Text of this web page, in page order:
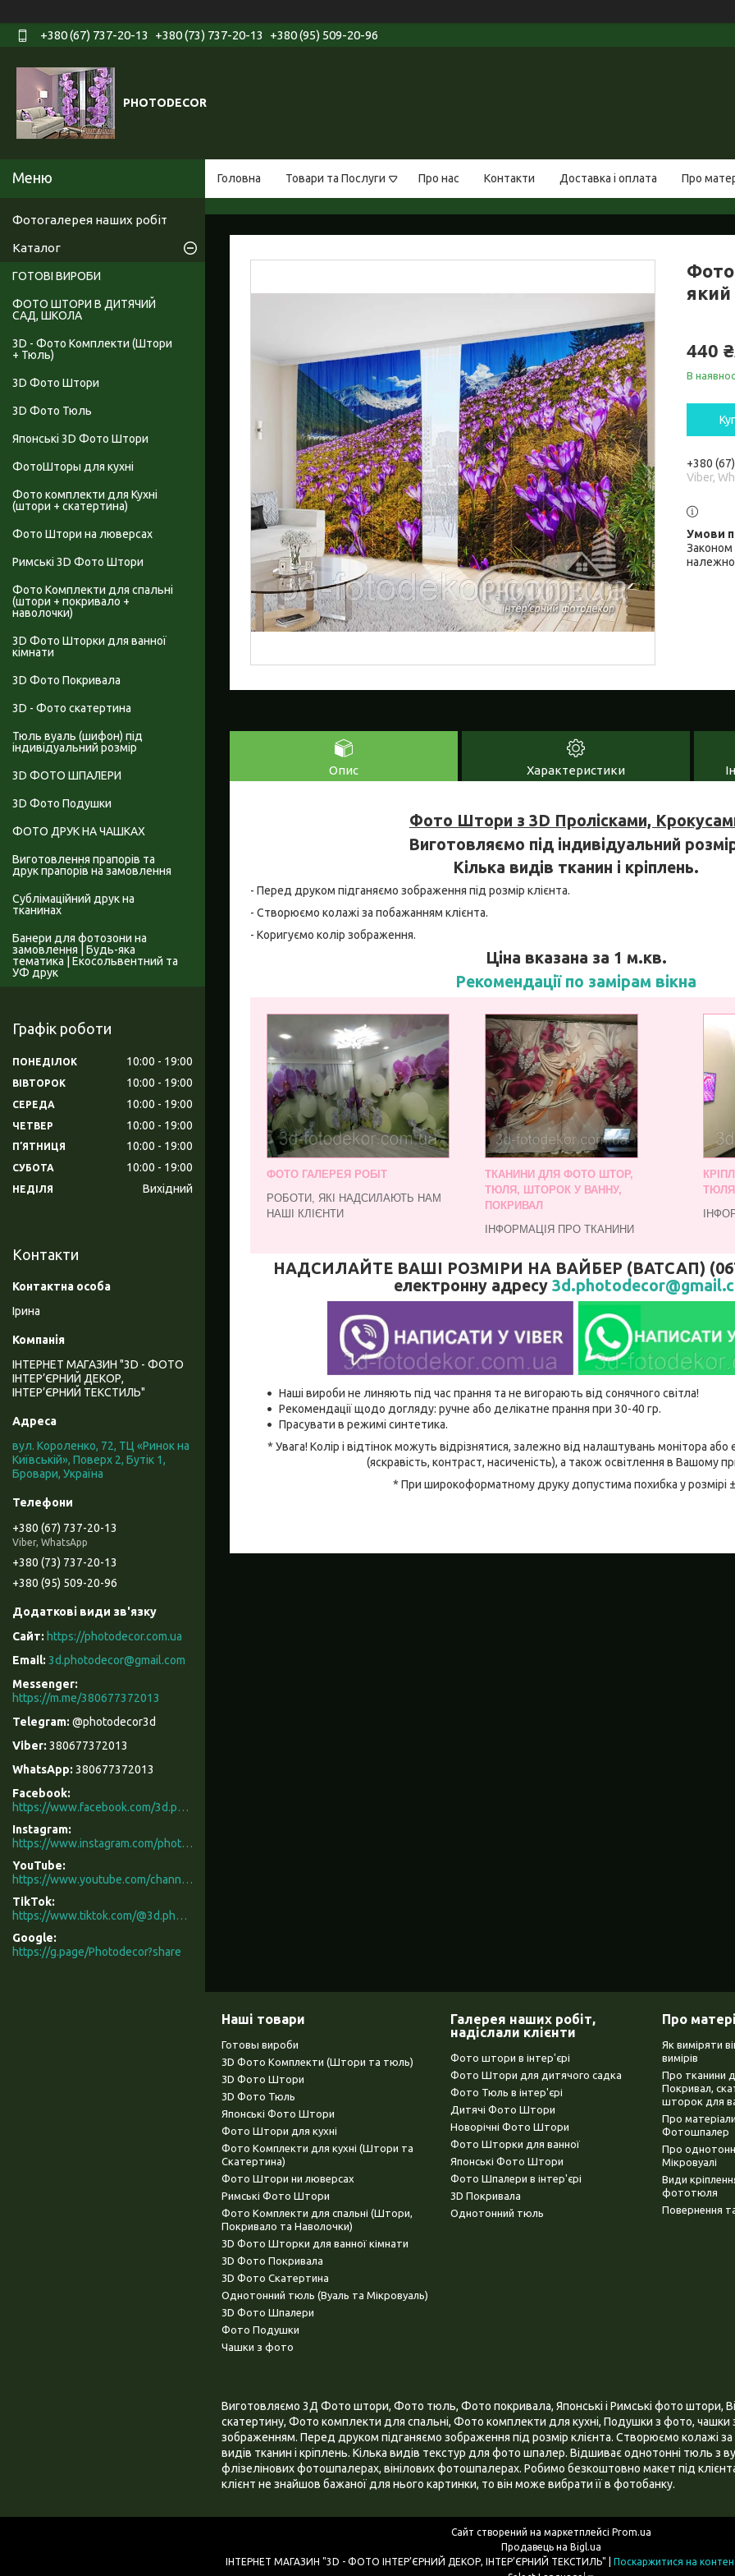
+380 (67) 737-20-13 +380 (73) 737-20-13 +380 (95) 509-20-96
PHOTODECOR
Головна Товари та Послуги Про нас Контакти Доставка і оплата Про
який
440
В
+380
Viber,
Законом
Опис Характеристики
Фото Штори з 3D Пролісками,
Виготовляємо під індивідуальний
Кілька видів тканин і кріплень.
- Перед друком підганяємо зображення під розмір клієнта.
- Створюємо колажі за побажанням клієнта.
- Коригуємо колір зображення.
Ціна вказана за 1 м.кв.
Рекомендації по замірам вікна
ФОТО ГАЛЕРЕЯ РОБІТ
РОБОТИ, ЯКІ НАДСИЛАЮТЬ НАМ
НАШІ КЛІЄНТИ
ТКАНИНИ ДЛЯ ФОТО ШТОР,
ТЮЛЯ, ШТОРОК У ВАННУ,
ПОКРИВАЛ
ІНФОРМАЦІЯ ПРО ТКАНИНИ
НАДСИЛАЙТЕ ВАШІ РОЗМІРИ НА ВАЙБЕР (ВАТСАП)
електронну адресу
Наші вироби не линяють під час прання та не вигорають від сонячного світла!
Рекомендації щодо догляду: ручне або делікатне прання при 30-40 гр.
Прасувати в режимі синтетика.
* Увага! Колір і відтінок можуть відрізнятися, залежно від налаштувань монітора
(яскравість, контраст, насиченість), а також освітлення в Вашому
* При широкоформатному друку допустима похибка у розмірі
Фотогалерея наших робіт
Каталог
ГОТОВІ ВИРОБИ
ФОТО ШТОРИ В ДИТЯЧИЙ
САД, ШКОЛА
3D - Фото Комплекти (Штори
+ Тюль)
3D Фото Штори
3D Фото Тюль
Японські 3D Фото Штори
ФотоШторы для кухні
Фото комплекти для Кухні
(штори + скатертина)
Фото Штори на люверсах
Римські 3D Фото Штори
Фото Комплекти для спальні
(штори + покривало +
наволочки)
3D Фото Шторки для ванної
кімнати
3D Фото Покривала
3D - Фото скатертина
Тюль вуаль (шифон) під
індивідуальний розмір
3D ФОТО ШПАЛЕРИ
3D Фото Подушки
ФОТО ДРУК НА ЧАШКАХ
Виготовлення прапорів та
друк прапорів на замовлення
Сублімаційний друк на
тканинах
Банери для фотозони на
замовлення | Будь-яка
тематика | Екосольвентний та
УФ друк
Графік роботи
ПОНЕДІЛОК 10:00 19:00
ВІВТОРОК 10:00 19:00
СЕРЕДА 10:00 19:00
ЧЕТВЕР 10:00 19:00
ПʼЯТНИЦЯ 10:00 19:00
СУБОТА 10:00 19:00
НЕДІЛЯ Вихідний
Контакти
Ірина
ІНТЕРНЕТ МАГАЗИН "3D - ФОТО
ІНТЕР’ЄРНИЙ ДЕКОР,
ІНТЕР’ЄРНИЙ ТЕКСТИЛЬ"
вул. Короленко, 72, ТЦ «Ринок на
Київській», Поверх 2, Бутік 1,
Бровари, Україна
+380 (67) 737-20-13
Viber, WhatsApp
+380 (73) 737-20-13
+380 (95) 509-20-96
https://photodecor.com.ua
3d.photodecor@gmail.com
https://m.me/380677372013
@photodecor3d
380677372013
380677372013
Facebook
https://www.facebook.com/3d.photodecor/
Instagram
https://www.instagram.com/photodecor.com.ua/
YouTube
https://www.youtube.com/channel/UCXCUerfqRY1Pw7-IptdbqyA/videos
TikTok
https://www.tiktok.com/@3d.photodecor?is_from_webapp=1&sender_device=pc
Google
https://g.page/Photodecor?share
Наші товари
Готовы вироби
3D Фото Комплекти (Штори та тюль)
3D Фото Штори
3D Фото Тюль
Японські Фото Штори
Фото Штори для кухні
Фото Комплекти для кухні (Штори та
Скатертина)
Фото Штори ни люверсах
Римські Фото Штори
Фото Комплекти для спальні (Штори,
Покривало та Наволочки)
3D Фото Шторки для ванної кімнати
3D Фото Покривала
3D Фото Скатертина
Однотонний тюль (Вуаль та Мікровуаль)
3D Фото Шпалери
Фото Подушки
Чашки з фото
Галерея наших робіт,
надіслали клієнти
Фото штори в інтер'єрі
Фото Штори для дитячого садка
Фото Тюль в інтер'єрі
Дитячі Фото Штори
Новорічні Фото Штори
Фото Шторки для ванної
Японські Фото Штори
Фото Шпалери в інтер'єрі
3D Покривала
Однотонний тюль
Про
Як виміряти
вимірів
Про тканини
Покривал,
шторок для
Про
Фотошпалер
Про
Мікровуалі
Види
фототюля
Повернення
Виготовляємо 3Д Фото штори, Фото тюль, Фото покривала, Японські і Римські фото штори,
скатертину, Фото комплекти для спальні, Фото комплекти для кухні, Подушки з фото, чашки
зображенням. Перед друком підганяємо зображення під розмір клієнта. Створюємо колажі
видів тканин і кріплень. Кілька видів текстур для фото шпалер. Відшиває однотонні тюль з
флізелінових фотошпалерах, вінілових фотошпалерах. Робимо безкоштовно макет під
клієнт не знайшов бажаної для нього картинки, то він може вибрати її в фотобанку.
Сайт створений на маркетплейсі Prom.ua
Продавець на Bigl.ua
Поскаржитися на